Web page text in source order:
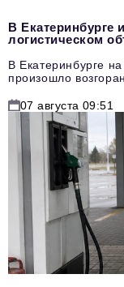
В Екатеринбурге
логистическом
В Екатеринбурге
произошло
07 августа 09:51